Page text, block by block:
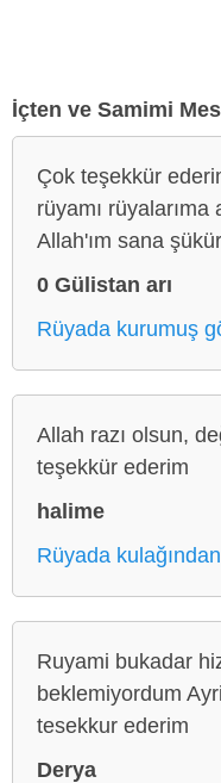
İçten ve Samimi
Çok teşekkür
rüyamı
Allah'ım sana
0 Gülistan arı
Rüyada kurumuş
Allah razı olsun,
teşekkür ederim
halime
Rüyada
Ruyami bukadar
beklemiyordum
tesekkur ederim
Derya